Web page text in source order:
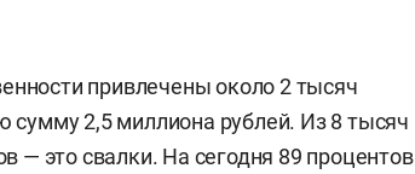
привлечены около 2 тысяч
2,5 миллиона рублей. Из 8 тысяч
— это свалки. На сегодня 89 процентов